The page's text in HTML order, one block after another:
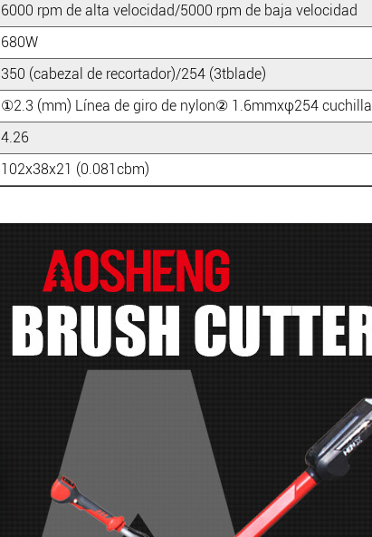
6000 rpm de alta velocidad/5000 rpm de baja velocidad
680W
350 (cabezal de recortador)/254 (3tblade)
①2.3 (mm) Línea de giro de nylon② 1.6mmxφ254 cuchilla
4.26
102x38x21 (0.081cbm)